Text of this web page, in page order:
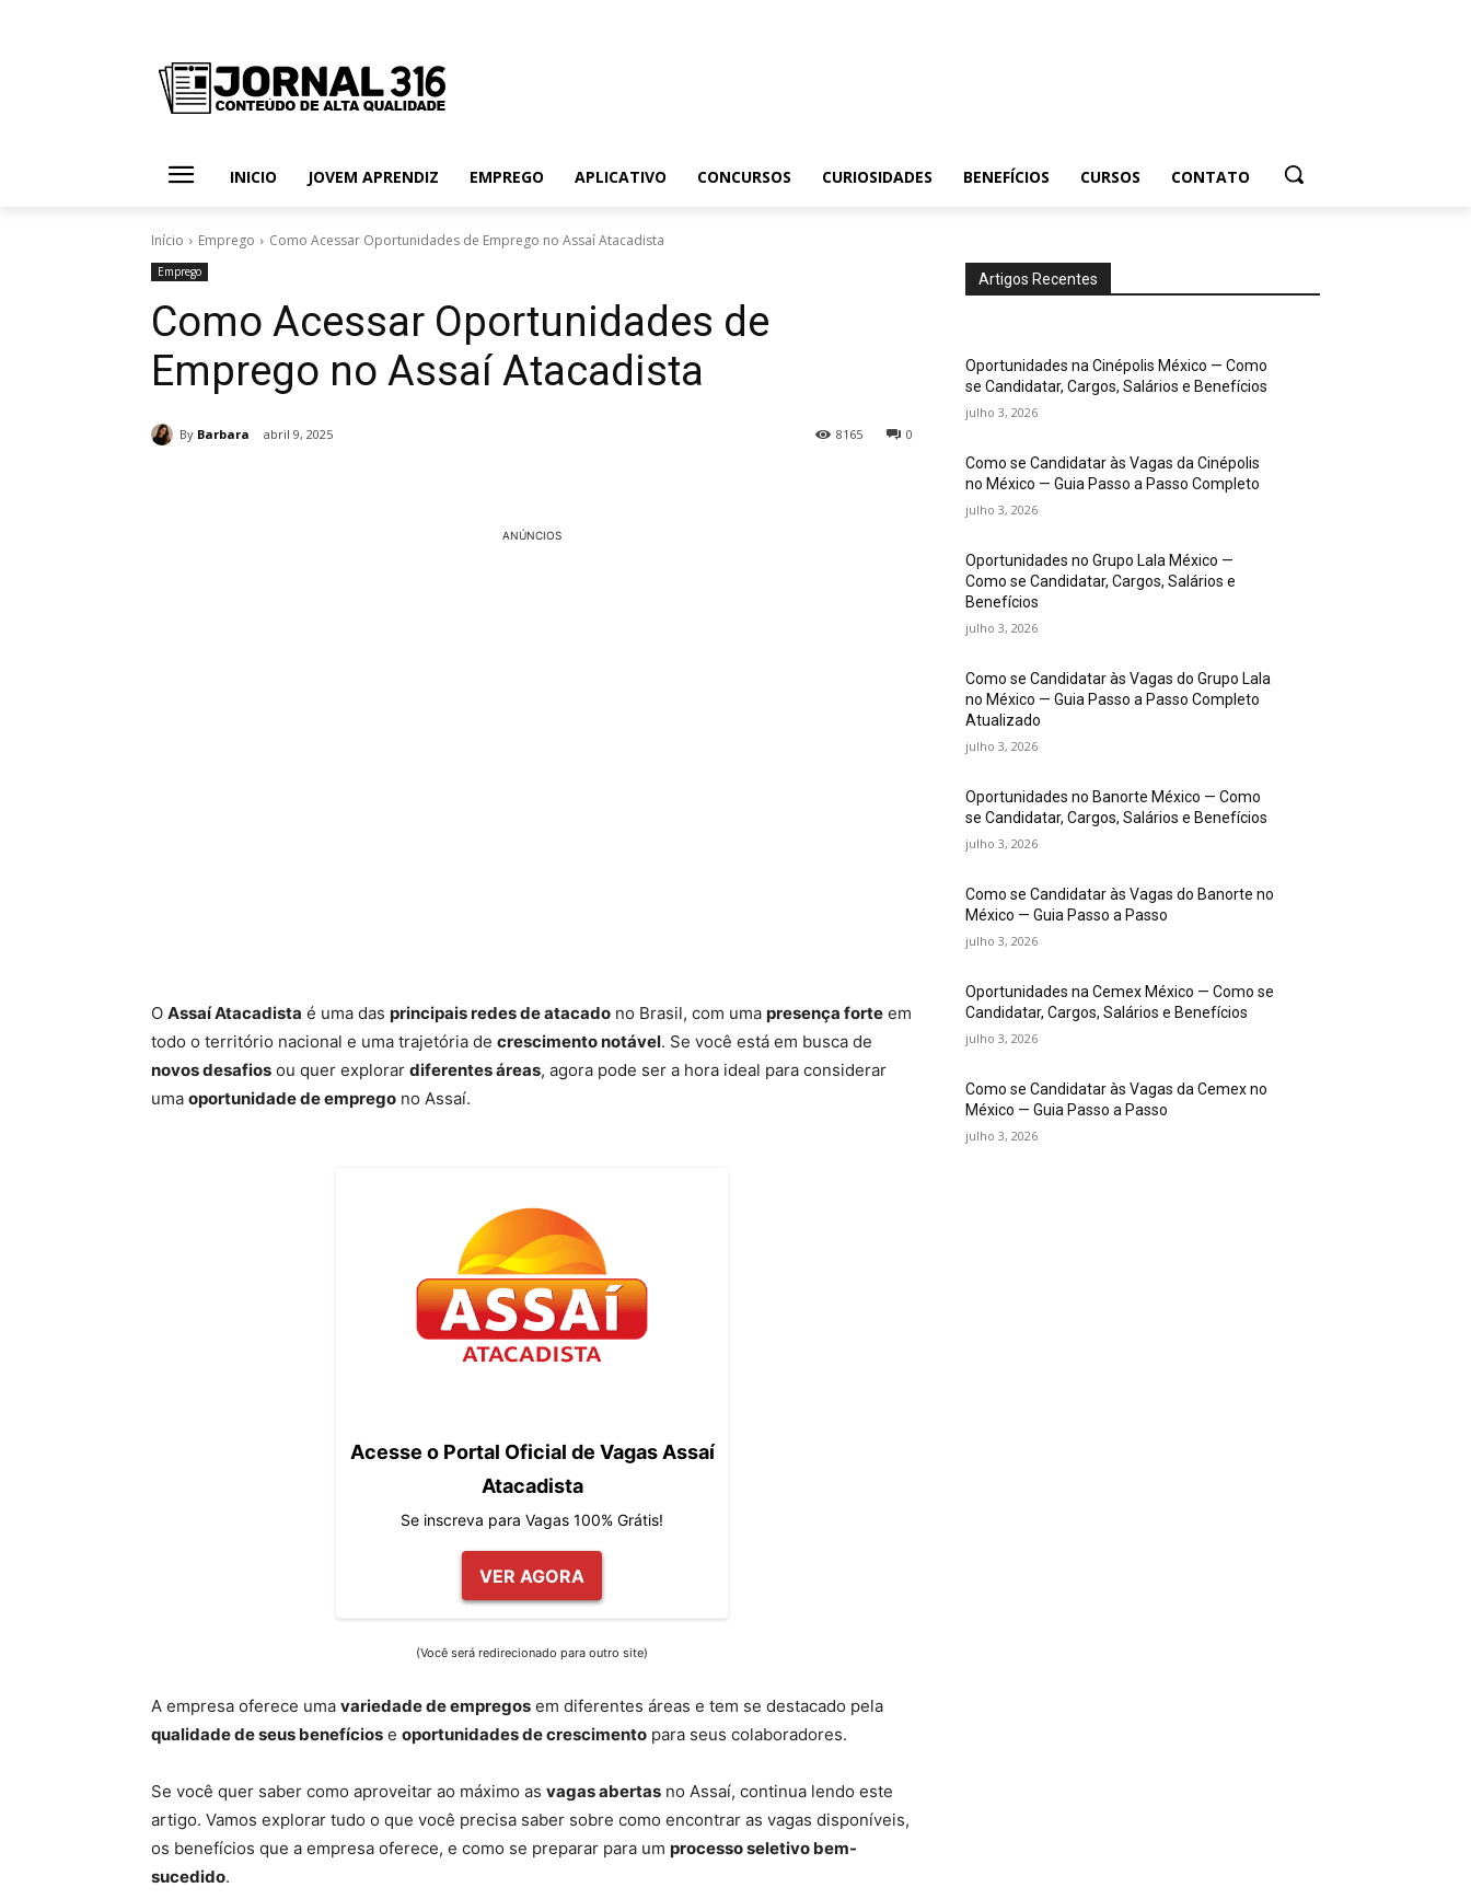
INICIO JOVEM APRENDIZ EMPREGO APLICATIVO CONCURSOS CURIOSIDADES BENEFÍCIOS CURSOS CONTATO
Início Emprego Como Acessar Oportunidades de Emprego no Assaí Atacadista
Emprego
Como Acessar Oportunidades de
Emprego no Assaí Atacadista
By Barbara abril 9, 2025 0
8165
ANÚNCIOS
O Assaí Atacadista é uma das principais redes de atacado no Brasil, com uma presença forte em
todo o território nacional e uma trajetória de crescimento notável. Se você está em busca de
novos desafios ou quer explorar diferentes áreas, agora pode ser a hora ideal para considerar
uma oportunidade de emprego no Assaí.
Acesse o Portal Oficial de Vagas Assaí
Atacadista
Se inscreva para Vagas 100% Grátis!
VER AGORA
(Você será redirecionado para outro site)
A empresa oferece uma variedade de empregos em diferentes áreas e tem se destacado pela
qualidade de seus benefícios e oportunidades de crescimento para seus colaboradores.
Se você quer saber como aproveitar ao máximo as vagas abertas no Assaí, continua lendo este
artigo. Vamos explorar tudo o que você precisa saber sobre como encontrar as vagas disponíveis,
os benefícios que a empresa oferece, e como se preparar para um processo seletivo bem-
sucedido.
Artigos Recentes
Oportunidades na Cinépolis México — Como
se Candidatar, Cargos, Salários e Benefícios
julho 3, 2026
Como se Candidatar às Vagas da Cinépolis
no México — Guia Passo a Passo Completo
julho 3, 2026
Oportunidades no Grupo Lala México —
Como se Candidatar, Cargos, Salários e
Benefícios
julho 3, 2026
Como se Candidatar às Vagas do Grupo Lala
no México — Guia Passo a Passo Completo
Atualizado
julho 3, 2026
Oportunidades no Banorte México — Como
se Candidatar, Cargos, Salários e Benefícios
julho 3, 2026
Como se Candidatar às Vagas do Banorte no
México — Guia Passo a Passo
julho 3, 2026
Oportunidades na Cemex México — Como se
Candidatar, Cargos, Salários e Benefícios
julho 3, 2026
Como se Candidatar às Vagas da Cemex no
México — Guia Passo a Passo
julho 3, 2026